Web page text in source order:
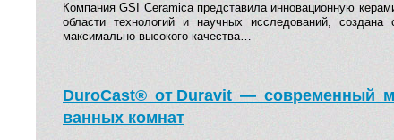
Компания GSI Ceramica представила инновационную
области технологий и научных исследований,
максимально высокого качества…
DuroCast® от Duravit — современный
ванных комнат